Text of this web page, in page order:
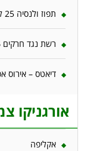
תפוז ולנסיה 25 ליטר
רשת נגד חרקים 6X6 -תבור
דיאטס – אירוס
אורגניקו
אקליפה